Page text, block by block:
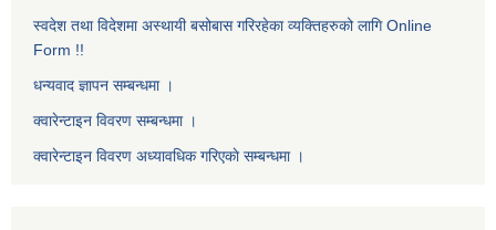
स्वदेश तथा विदेशमा अस्थायी बसोबास गरिरहेका व्यक्तिहरुको लागि Online
Form !!
धन्यवाद ज्ञापन सम्बन्धमा ।
क्वारेन्टाइन विवरण सम्बन्धमा ।
क्वारेन्टाइन विवरण अध्यावधिक गरिएकाे सम्बन्धमा ।